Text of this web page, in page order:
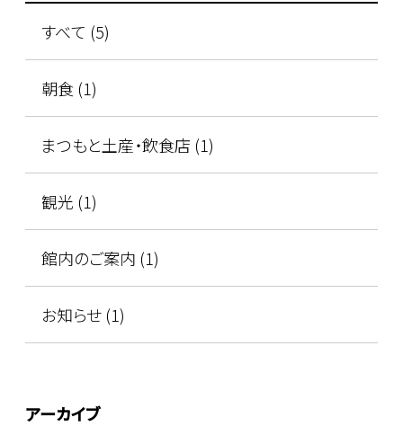
すべて (5)
朝食 (1)
まつもと土産・飲食店 (1)
観光 (1)
館内のご案内 (1)
お知らせ (1)
アーカイブ